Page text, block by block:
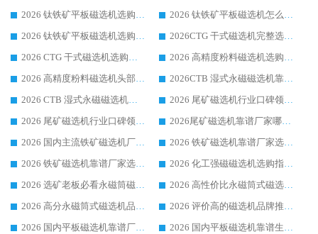
2026 钛铁矿平板磁选机选购全攻略 市场公认优质品牌厂家实力排行榜
2026 钛铁矿平板磁选机怎么选 靠谱生产企业实力排行榜选购参考攻略
2026 钛铁矿平板磁选机选购指南 行业口碑优选品牌生产企业实力排行榜
2026CTG 干式磁选机完整选购指南 行业口碑顶尖靠谱生产龙头厂家实力推荐
2026 CTG 干式磁选机选购指南|行业口碑靠谱生产厂家领域强者推荐
2026 高精度粉料磁选机选购全攻略 行业优质品牌华体会手机网页版-华体会(中国) 实力深度解析
2026 高精度粉料磁选机头部厂家选购指南 行业口碑靠谱品牌推荐 领域强者华体会手机网页版-华体会(中国) 解析
2026CTB 湿式永磁磁选机靠谱厂家实力排行榜 铁矿选矿设备采购全流程选购指南
2026 CTB 湿式永磁磁选机选购指南|行业口碑良好品牌推荐，领域强者华体会手机网页版-华体会(中国)
2026 尾矿磁选机行业口碑领域强者，源头直供国内主流厂家华体会手机网页版-华体会(中国) 一站式服务
2026 尾矿磁选机行业口碑领域强者，源头直供国内主流厂家华体会手机网页版-华体会(中国) 一站式服务
2026尾矿磁选机靠谱厂家哪家好 行业口碑领域强者华体会手机网页版-华体会(中国) 推荐
2026 国内主流铁矿磁选机厂家选购指南|行业口碑好品牌推荐，领域强者华体会手机网页版-华体会(中国)
2026 铁矿磁选机靠谱厂家选购全攻略 行业标杆华体会手机网页版-华体会(中国) 设备性价比出众
2026 铁矿磁选机靠谱厂家选购指南，领域强者华体会手机网页版-华体会(中国) 铁矿磁选机性价比高
2026 化工强磁磁选机选购指南 5 家行业口碑靠谱厂家领域强者推荐
2026 选矿老板必看永磁筒磁选机推荐 行业头部品牌口碑设备选购全攻略
2026 高性价比永磁筒式磁选机品牌盘点 行业强者口碑实测选购完整指南
2026 高分永磁筒式磁选机品牌推荐 选矿设备强者对比测评采购避坑全攻略
2026 评价高的磁选机品牌推荐选购指南，永磁筒式磁选机设备领域强者全景行业口碑解析
2026 国内平板磁选机靠谱厂家排名 行业实测口碑设备按需选购全指南
2026 国内平板磁选机靠谱生产厂家推荐排名|行业口碑选购指南，领域强者按需选设备